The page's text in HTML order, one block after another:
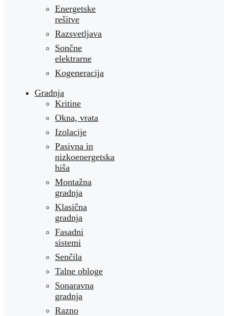
Energetske
rešitve
Razsvetljava
Sončne
elektrarne
Kogeneracija
Gradnja
Kritine
Okna, vrata
Izolacije
Pasivna in
nizkoenergetska
hiša
Montažna
gradnja
Klasična
gradnja
Fasadni
sistemi
Senčila
Talne obloge
Sonaravna
gradnja
Razno